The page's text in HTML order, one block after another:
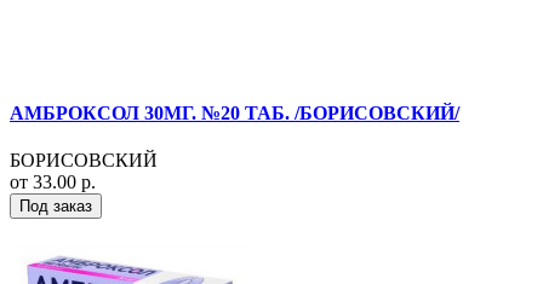
АМБРОКСОЛ 30МГ. №20 ТАБ. /БОРИСОВСКИЙ/
БОРИСОВСКИЙ
от 33.00 р.
Под заказ